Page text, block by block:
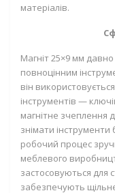
матеріалів.
Магніт 25×9 мм
повноцінним
він
інструментів —
магнітне зчеплення
знімати
робочий процес
меблевого
застосовуються для
забезпечують